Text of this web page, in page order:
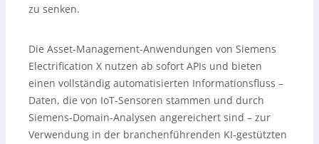
zu senken.
Die Asset-Management-Anwendungen von Siemens
Electrification X nutzen ab sofort APIs und bieten
einen vollständig automatisierten Informationsfluss –
Daten, die von IoT-Sensoren stammen und durch
Siemens-Domain-Analysen angereichert sind – zur
Verwendung in der branchenführenden KI-gestützten